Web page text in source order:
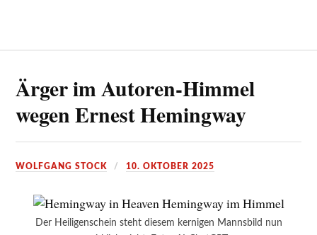
Ärger im Autoren-Himmel
wegen Ernest Hemingway
WOLFGANG STOCK 10. OKTOBER 2025
Der Heiligenschein steht diesem kernigen Mannsbild nun